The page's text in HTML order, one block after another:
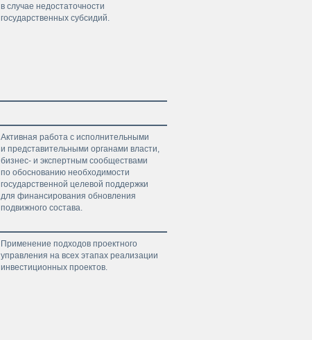
в случае недостаточности
государственных субсидий.
Активная работа с исполнительными
и представительными органами власти,
бизнес- и экспертным сообществами
по обоснованию необходимости
государственной целевой поддержки
для финансирования обновления
подвижного состава.
Применение подходов проектного
управления на всех этапах реализации
инвестиционных проектов.